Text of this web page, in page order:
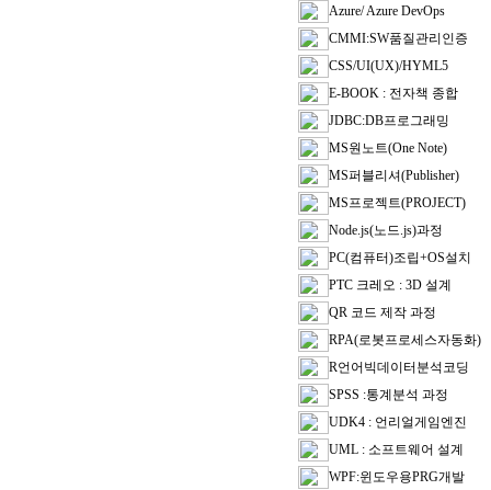
Azure/ Azure DevOps
CMMI:SW품질관리인증
CSS/UI(UX)/HYML5
E-BOOK : 전자책 종합
JDBC:DB프로그래밍
MS원노트(One Note)
MS퍼블리셔(Publisher)
MS프로젝트(PROJECT)
Node.js(노드.js)과정
PC(컴퓨터)조립+OS설치
PTC 크레오 : 3D 설계
QR 코드 제작 과정
RPA(로봇프로세스자동화)
R언어빅데이터분석코딩
SPSS :통계분석 과정
UDK4 : 언리얼게임엔진
UML : 소프트웨어 설계
WPF:윈도우용PRG개발